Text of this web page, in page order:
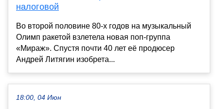
налоговой
Во второй половине 80-х годов на музыкальный
Олимп ракетой взлетела новая поп-группа
«Мираж». Спустя почти 40 лет её продюсер
Андрей Литягин изобрета...
18:00, 04 Июн